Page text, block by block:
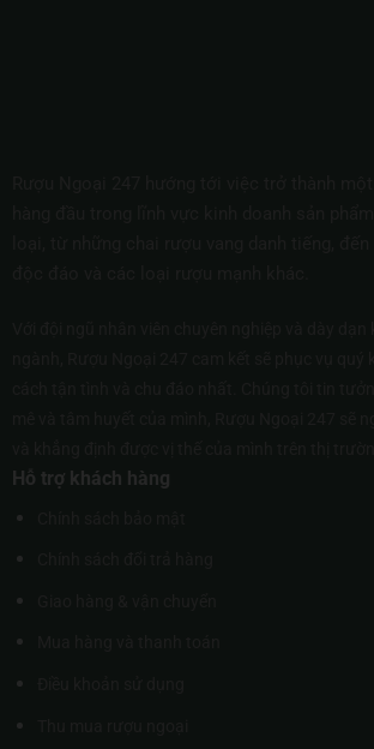
Hỗ trợ khách hàng